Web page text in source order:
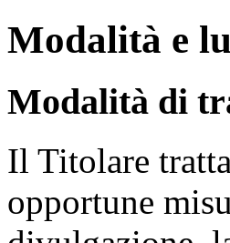
Modalità e
Modalità di
Il Titolare
opportune